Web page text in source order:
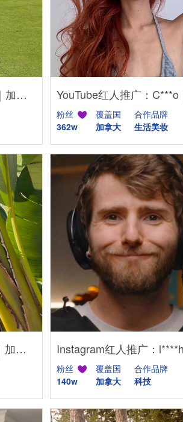
YouTube红人推广：M***n｜加拿大 金融
粉丝
362w
覆盖国
加拿大
合作品牌
生活美妆
Instagram红人推广：j***s｜加拿大 服装
粉丝
140w
覆盖国
加拿大
合作品牌
科技